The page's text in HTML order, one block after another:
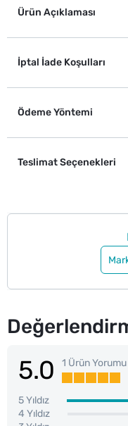
Ürün Açıklaması
İptal İade Koşulları
Ödeme Yöntemi
Teslimat Seçenekleri
5.0 1 Ürün Yorumu
5 Yıldız
4 Yıldız